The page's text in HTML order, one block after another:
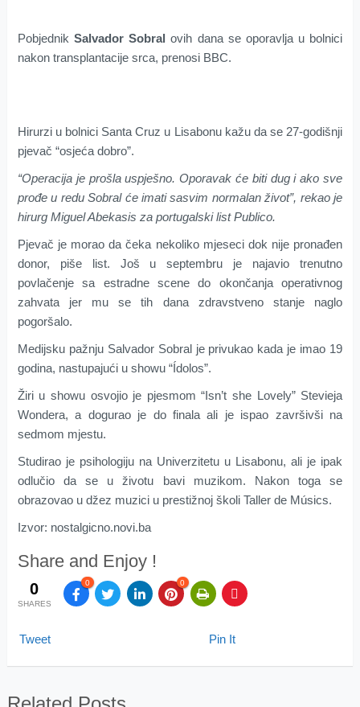
PobjednikSalvador Sobral ovih dana se oporavlja u bolnici
nakon transplantacije srca, prenosi BBC.
Hirurzi u bolnici Santa Cruz u Lisabonu kažu da se 27-godišnji
pjevač “osjeća dobro”.
“Operacija je prošla uspješno. Oporavak će biti dug i ako sve
prođe u redu Sobral će imati sasvim normalan život”, rekao je
hirurg Miguel Abekasis za portugalski list Publico.
Pjevač je morao da čeka nekoliko mjeseci dok nije pronađen
donor, piše list. Još u septembru je najavio trenutno
povlačenje sa estradne scene do okončanja operativnog
zahvata jer mu se tih dana zdravstveno stanje naglo
pogoršalo.
Medijsku pažnju Salvador Sobral je privukao kada je imao 19
godina, nastupajući u showu “Ídolos”.
Žiri u showu osvojio je pjesmom “Isn’t she Lovely” Stevieja
Wondera, a dogurao je do finala ali je ispao završivši na
sedmom mjestu.
Studirao je psihologiju na Univerzitetu u Lisabonu, ali je ipak
odlučio da se u životu bavi muzikom. Nakon toga se
obrazovao u džez muzici u prestižnoj školi Taller de Músics.
Izvor: nostalgicno.novi.ba
Share and Enjoy !
0
SHARES
0 0
Tweet Pin It